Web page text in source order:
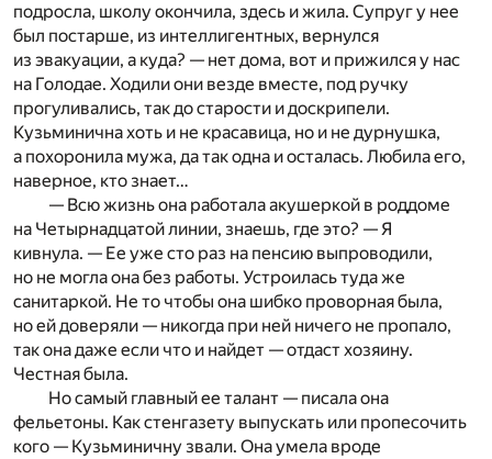
подросла, школу окончила, здесь и жила. Супруг у нее
был постарше, из интеллигентных, вернулся
из эвакуации, а куда? — нет дома, вот и прижился у нас
на Голодае. Ходили они везде вместе, под ручку
прогуливались, так до старости и доскрипели.
Кузьминична хоть и не красавица, но и не дурнушка,
а похоронила мужа, да так одна и осталась. Любила его,
наверное, кто знает…
— Всю жизнь она работала акушеркой в роддоме
на Четырнадцатой линии, знаешь, где это? — Я
кивнула. — Ее уже сто раз на пенсию выпроводили,
но не могла она без работы. Устроилась туда же
санитаркой. Не то чтобы она шибко проворная была,
но ей доверяли — никогда при ней ничего не пропало,
так она даже если что и найдет — отдаст хозяину.
Честная была.
Но самый главный ее талант — писала она
фельетоны. Как стенгазету выпускать или пропесочить
кого — Кузьминичну звали. Она умела вроде